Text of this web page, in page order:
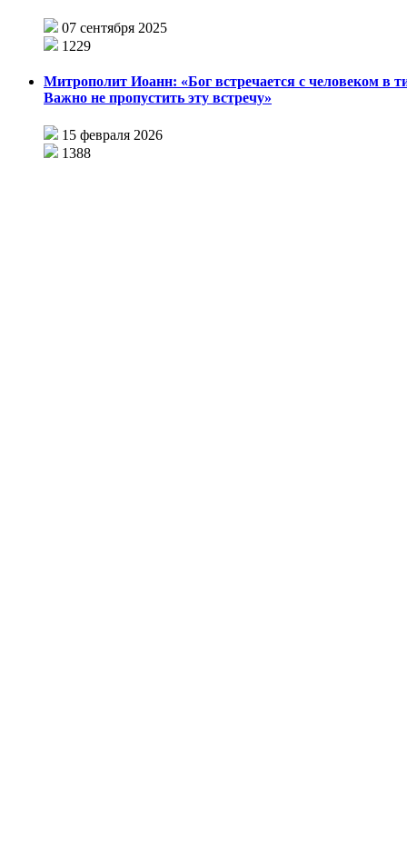
07 сентября 2025
1229
Митрополит Иоанн: «Бог встречается с человеком в
Важно не пропустить эту встречу»
15 февраля 2026
1388